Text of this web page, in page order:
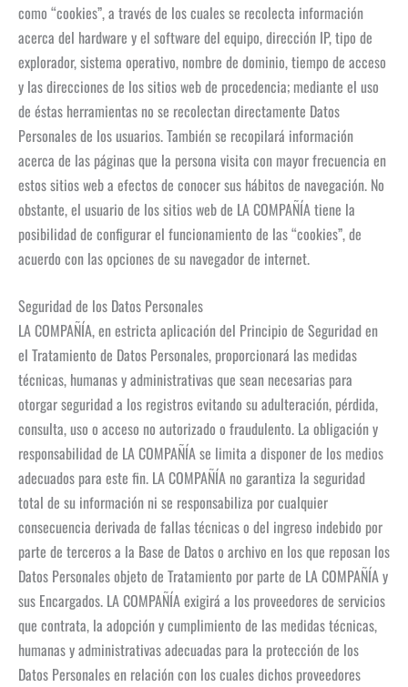
como “cookies”, a través de los cuales se recolecta información
acerca del hardware y el software del equipo, dirección IP, tipo de
explorador, sistema operativo, nombre de dominio, tiempo de acceso
y las direcciones de los sitios web de procedencia; mediante el uso
de éstas herramientas no se recolectan directamente Datos
Personales de los usuarios. También se recopilará información
acerca de las páginas que la persona visita con mayor frecuencia en
estos sitios web a efectos de conocer sus hábitos de navegación. No
obstante, el usuario de los sitios web de LA COMPAÑÍA tiene la
posibilidad de configurar el funcionamiento de las “cookies”, de
acuerdo con las opciones de su navegador de internet.
Seguridad de los Datos Personales
LA COMPAÑÍA, en estricta aplicación del Principio de Seguridad en
el Tratamiento de Datos Personales, proporcionará las medidas
técnicas, humanas y administrativas que sean necesarias para
otorgar seguridad a los registros evitando su adulteración, pérdida,
consulta, uso o acceso no autorizado o fraudulento. La obligación y
responsabilidad de LA COMPAÑÍA se limita a disponer de los medios
adecuados para este fin. LA COMPAÑÍA no garantiza la seguridad
total de su información ni se responsabiliza por cualquier
consecuencia derivada de fallas técnicas o del ingreso indebido por
parte de terceros a la Base de Datos o archivo en los que reposan los
Datos Personales objeto de Tratamiento por parte de LA COMPAÑÍA y
sus Encargados. LA COMPAÑÍA exigirá a los proveedores de servicios
que contrata, la adopción y cumplimiento de las medidas técnicas,
humanas y administrativas adecuadas para la protección de los
Datos Personales en relación con los cuales dichos proveedores